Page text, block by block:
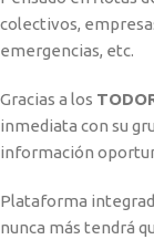
colectivos,
emergencias, etc.
Gracias a los
inmediata con su
información
Plataforma
nunca más tendrá